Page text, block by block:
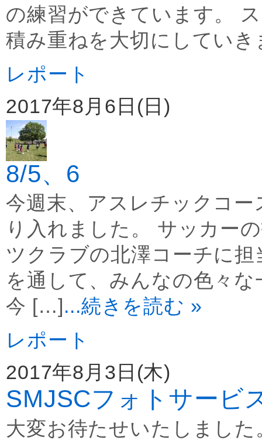
の練習ができています。
積み重ねを大切にしていき
レポート
2017年8月6日(日)
8/5、6
今週末、アスレチックコ
り入れました。 サッカー
ツクラブの北澤コーチに
を通して、みんなの色々
今 […]...続きを読む »
レポート
2017年8月3日(木)
SMJSCフォトサービ
大変お待たせいたしまし